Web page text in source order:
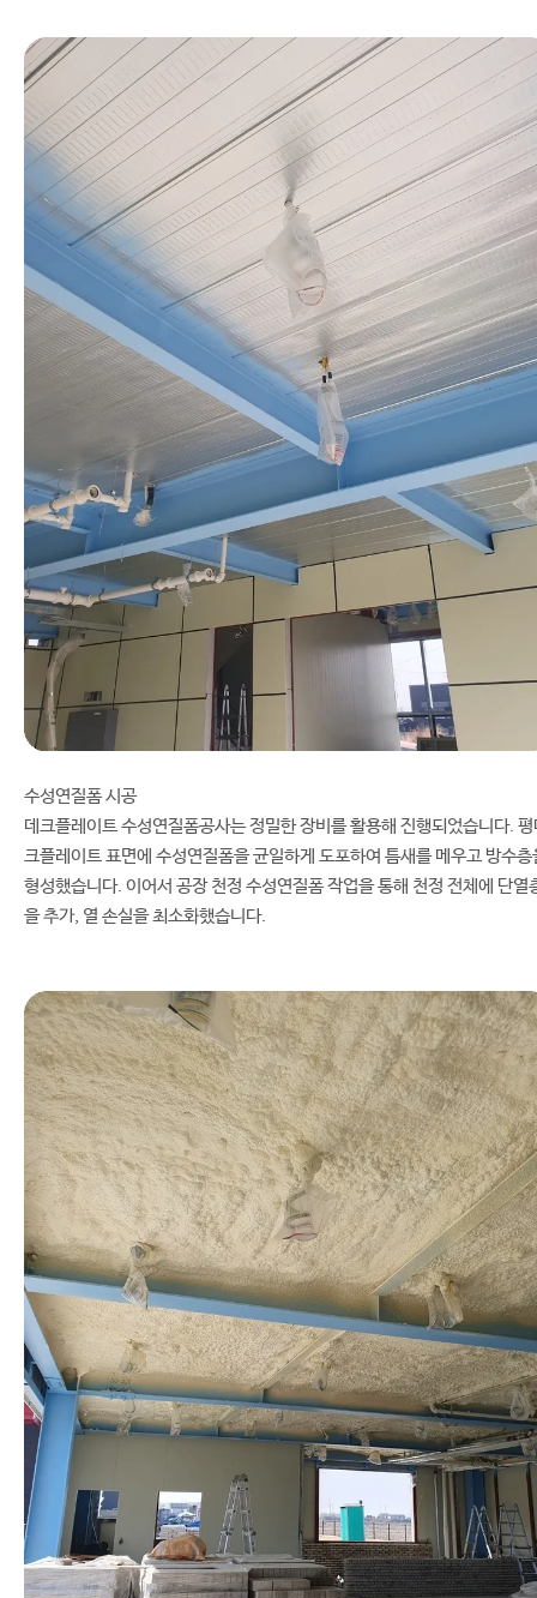
수성연질폼 시공
데크플레이트 수성연질폼공사는 정밀한 장비를 활용해 진행되었습니다. 평
크플레이트 표면에 수성연질폼을 균일하게 도포하여 틈새를 메우고 방수층
형성했습니다. 이어서 공장 천정 수성연질폼 작업을 통해 천정 전체에 단열
을 추가, 열 손실을 최소화했습니다.